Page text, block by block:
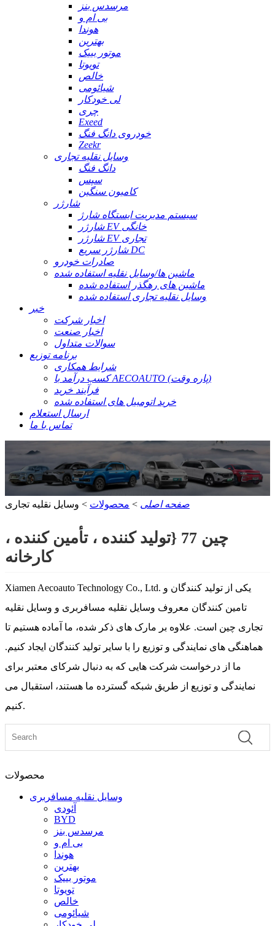
مرسدس بنز
بی ام و
هوندا
بهترین
موتور بییک
تویوتا
خالص
شیائومی
لی خودکار
چری
Exeed
خودروی دانگ فنگ
Zeekr
وسایل نقلیه تجاری
دانگ فنگ
سپس
کامیون سنگین
شارژر
سیستم مدیریت ایستگاه شارژ
شارژر EV خانگی
شارژر EV تجاری
شارژر سریع DC
صادرات خودرو
ماشین ها/وسایل نقلیه استفاده شده
ماشین های رهگذر استفاده شده
وسایل نقلیه تجاری استفاده شده
خبر
اخبار شرکت
اخبار صنعت
سوالات متداول
برنامه توزیع
شرایط همکاری
کسب درآمد با AECOAUTO (پاره وقت)
فرآیند خرید
خرید اتومبیل های استفاده شده
ارسال استعلام
تماس با ما
صفحه اصلی > محصولات > وسایل نقلیه تجاری
چین 77 {تولید کننده ، تأمین کننده ،
کارخانه
Xiamen Aecoauto Technology Co., Ltd. یکی از تولید کنندگان و
تامین کنندگان معروف وسایل نقلیه مسافربری و وسایل نقلیه
تجاری چین است. علاوه بر مارک های ذکر شده، ما آماده هستیم تا
هماهنگی های نمایندگی و توزیع را با سایر تولید کنندگان ایجاد کنیم.
ما از درخواست شرکت هایی که به دنبال شرکای معتبر برای
نمایندگی و توزیع از طریق شبکه گسترده ما هستند، استقبال می
کنیم.
محصولات
وسایل نقلیه مسافربری
آئودی
BYD
مرسدس بنز
بی ام و
هوندا
بهترین
موتور بییک
تویوتا
خالص
شیائومی